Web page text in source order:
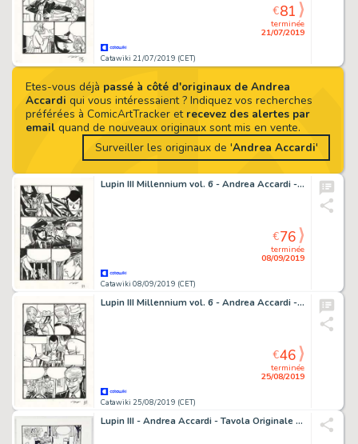
Etes-vous déjà passé à côté d'originaux de Andrea
Accardi qui vous intéressaient ? Indiquez vos recherches
préférées à ComicArtTracker et recevez des alertes par
emailquand de nouveaux originaux sont mis en vente.
Surveiller les originaux de 'Andrea Accardi'
Catawiki 21/07/2019 (CET)
terminée
21/07/2019
€81
Lupin III Millennium vol. 6 - Andrea Accardi - tavola originale firmata - Page volante - (2002)
Catawiki 08/09/2019 (CET)
terminée
08/09/2019
€76
Lupin III Millennium vol. 6 - Andrea Accardi - tavola originale firmata - Page volante - (2002)
Catawiki 25/08/2019 (CET)
terminée
25/08/2019
€46
Lupin III - Andrea Accardi - Tavola Originale "Millennium vol. 6" - Firmata - Loose page